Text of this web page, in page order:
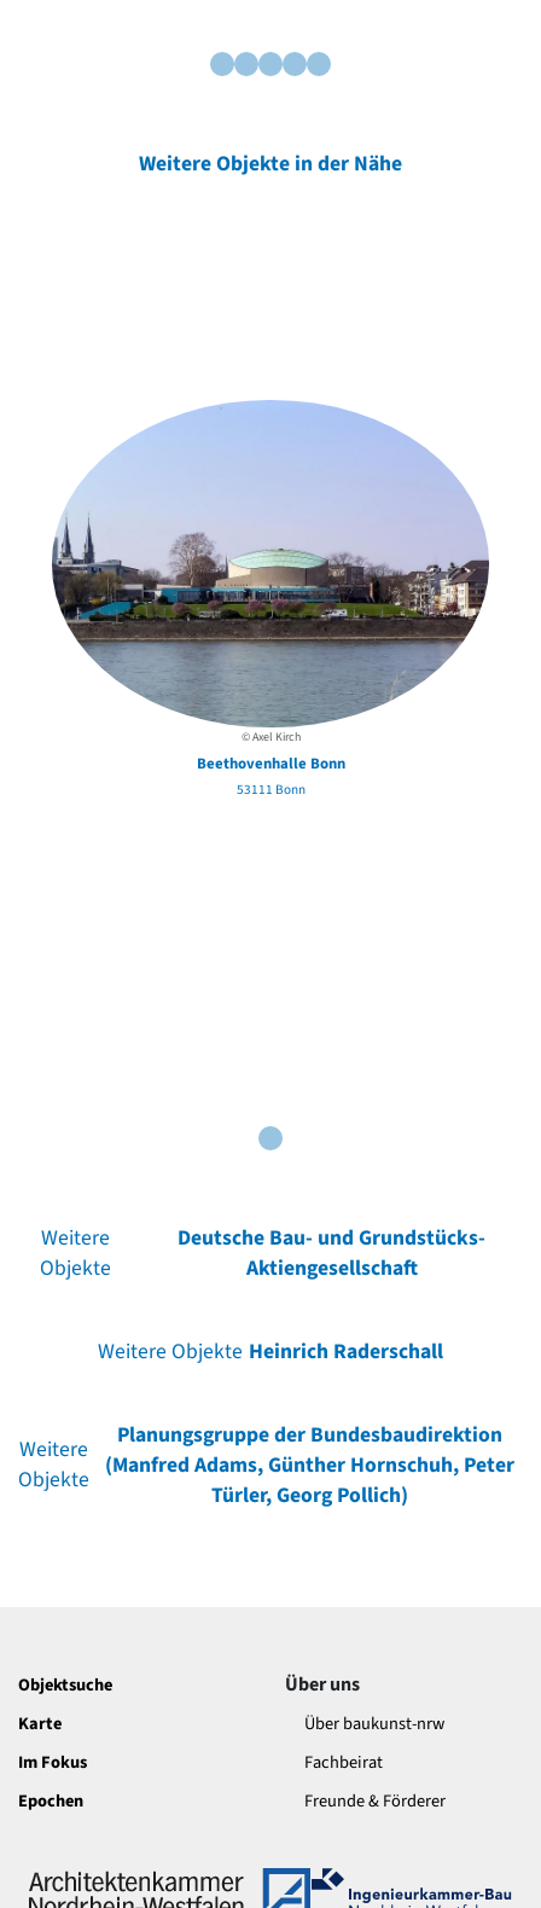
Weitere Objekte in der Nähe
© Axel Kirch
Beethovenhalle Bonn
53111 Bonn
Weitere
Objekte
Deutsche Bau- und Grundstücks-
Aktiengesellschaft
Weitere Objekte Heinrich Raderschall
Weitere
Objekte
Planungsgruppe der Bundesbaudirektion
(Manfred Adams, Günther Hornschuh, Peter
Türler, Georg Pollich)
Objektsuche
Karte
Im Fokus
Epochen
Über uns
Über baukunst-nrw
Fachbeirat
Freunde & Förderer